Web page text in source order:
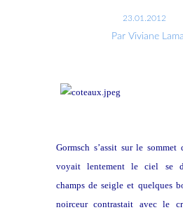
23.01.2012
Par Viviane
Gormsch s’assit sur le
voyait lentement le ciel se
champs de seigle et quelques
noirceur contrastait avec le